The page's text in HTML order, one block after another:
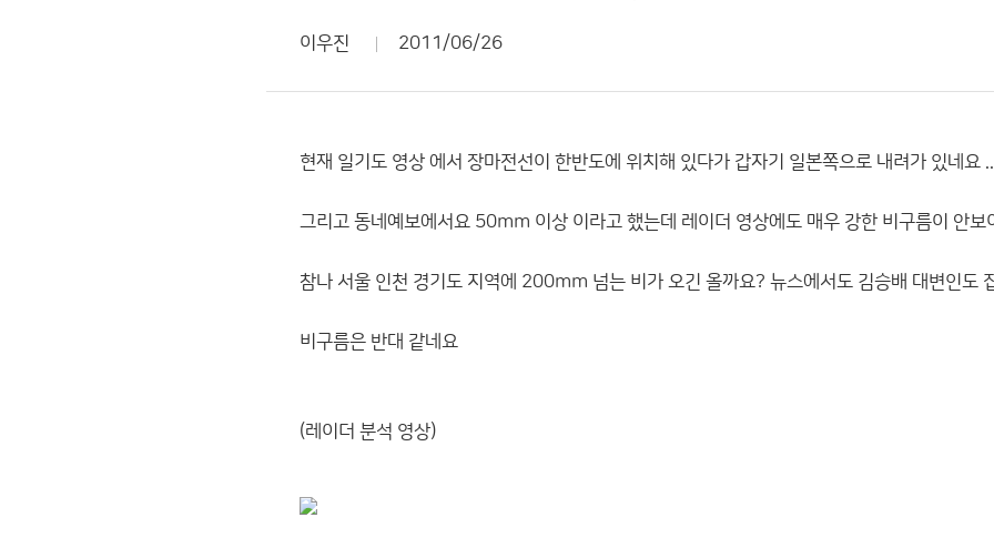
이우진 2011/06/26
현재 일기도 영상 에서 장마전선이 한반도에 위치해 있다가 갑자기 일본쪽으로 내려가 있네요
그리고 동네예보에서요 50mm 이상 이라고 했는데 레이더 영상에도 매우 강한 비구름이 안보
참나 서울 인천 경기도 지역에 200mm 넘는 비가 오긴 올까요? 뉴스에서도 김승배 대변인도
비구름은 반대 같네요
(레이더 분석 영상)